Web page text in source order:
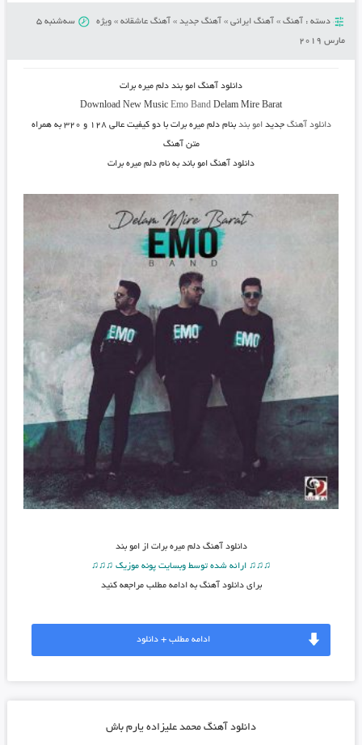
دسته : آهنگ» آهنگ ایرانی» آهنگ جدید» آهنگ عاشقانه» ویژه
سه‌شنبه 5
مارس 2019
دانلود آهنگ امو بند دلم میره برات
Download New MusicEmo Band Delam Mire Barat
دانلود آهنگ جدیدامو بند بنام دلم میره برات
با دو کیفیت عالی ۱۲۸ و ۳۲۰ به همراه
متن آهنگ
دانلود آهنگ امو باند به نام دلم میره برات
دانلود آهنگ دلم میره برات از امو بند
♫♫♫ ارائه شده توسط وبسایت پونه موزیک ♫♫♫
برای دانلود آهنگ به ادامه مطلب مراجعه کنید
ادامه مطلب + دانلود
دانلود آهنگ محمد علیزاده یارم باش